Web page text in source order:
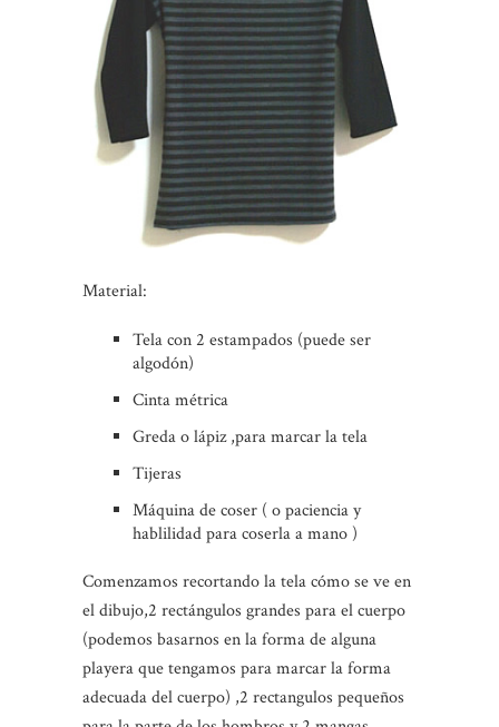
Material:
Tela con 2 estampados (puede ser
algodón)
Cinta métrica
Greda o lápiz ,para marcar la tela
Tijeras
Máquina de coser ( o paciencia y
hablilidad para coserla a mano )
Comenzamos recortando la tela cómo se ve en
el dibujo,2 rectángulos grandes para el cuerpo
(podemos basarnos en la forma de alguna
playera que tengamos para marcar la forma
adecuada del cuerpo) ,2 rectangulos pequeños